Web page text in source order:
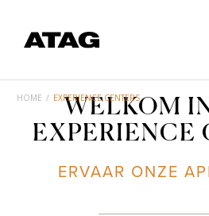
Home
Collectie
HOME / EXPERIENCE CENTERS
WELKOM
EXPERIENCE
ERVAAR ONZE